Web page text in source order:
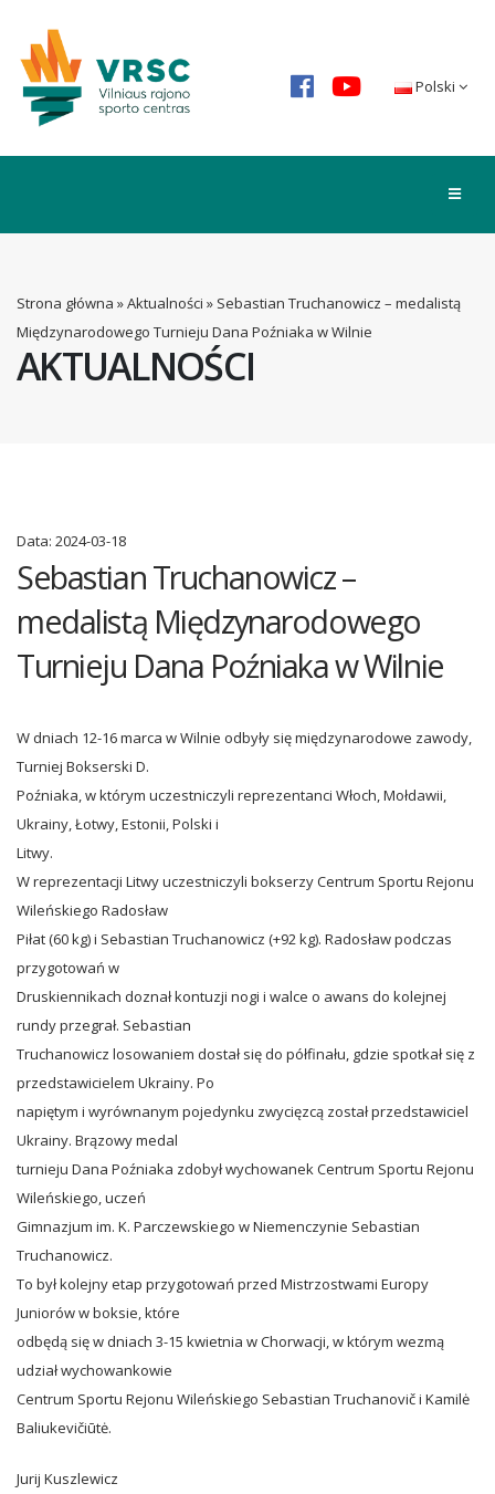
Polski
AKTUALNOŚCI
Strona główna »Aktualności » Sebastian Truchanowicz – medalistą
Międzynarodowego Turnieju Dana Poźniaka w Wilnie
Data: 2024-03-18
Sebastian Truchanowicz –
medalistą Międzynarodowego
Turnieju Dana Poźniaka w Wilnie
W dniach 12-16 marca w Wilnie odbyły się międzynarodowe zawody,
Turniej Bokserski D.
Poźniaka, w którym uczestniczyli reprezentanci Włoch, Mołdawii,
Ukrainy, Łotwy, Estonii, Polski i
Litwy.
W reprezentacji Litwy uczestniczyli bokserzy Centrum Sportu Rejonu
Wileńskiego Radosław
Piłat (60 kg) i Sebastian Truchanowicz (+92 kg). Radosław podczas
przygotowań w
Druskiennikach doznał kontuzji nogi i walce o awans do kolejnej
rundy przegrał. Sebastian
Truchanowicz losowaniem dostał się do półfinału, gdzie spotkał się z
przedstawicielem Ukrainy. Po
napiętym i wyrównanym pojedynku zwycięzcą został przedstawiciel
Ukrainy. Brązowy medal
turnieju Dana Poźniaka zdobył wychowanek Centrum Sportu Rejonu
Wileńskiego, uczeń
Gimnazjum im. K. Parczewskiego w Niemenczynie Sebastian
Truchanowicz.
To był kolejny etap przygotowań przed Mistrzostwami Europy
Juniorów w boksie, które
odbędą się w dniach 3-15 kwietnia w Chorwacji, w którym wezmą
udział wychowankowie
Centrum Sportu Rejonu Wileńskiego Sebastian Truchanovič i Kamilė
Baliukevičiūtė.
Jurij Kuszlewicz